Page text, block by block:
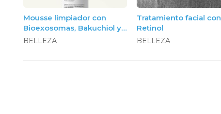
Mousse limpiador con
Bioexosomas, Bakuchiol y
Péptidos, 150ml. Neoxoma
BELLEZA
Tratamiento facial con
Retinol
BELLEZA